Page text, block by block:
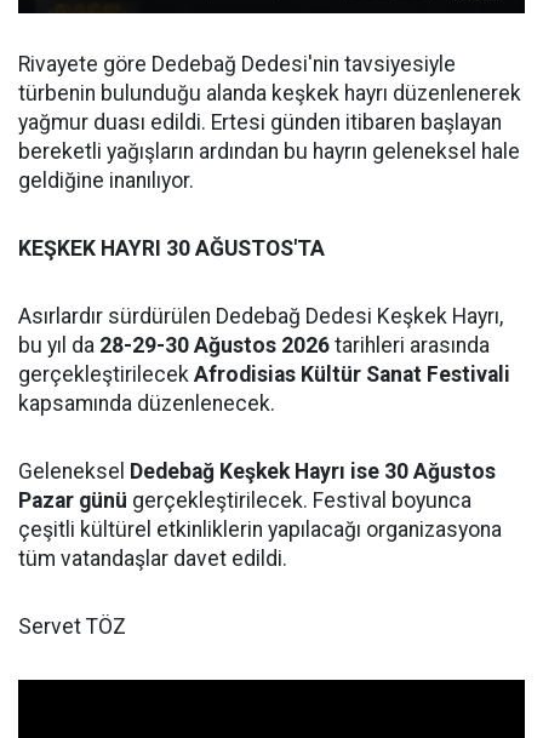
Rivayete göre Dedebağ Dedesi'nin tavsiyesiyle
türbenin bulunduğu alanda keşkek hayrı düzenlenerek
yağmur duası edildi. Ertesi günden itibaren başlayan
bereketli yağışların ardından bu hayrın geleneksel hale
geldiğine inanılıyor.
KEŞKEK HAYRI 30 AĞUSTOS'TA
Asırlardır sürdürülen Dedebağ Dedesi Keşkek Hayrı,
bu yıl da 28-29-30 Ağustos 2026 tarihleri arasında
gerçekleştirilecek Afrodisias Kültür Sanat Festivali
kapsamında düzenlenecek.
Geleneksel Dedebağ Keşkek Hayrı ise 30 Ağustos
Pazar günü gerçekleştirilecek. Festival boyunca
çeşitli kültürel etkinliklerin yapılacağı organizasyona
tüm vatandaşlar davet edildi.
Servet TÖZ